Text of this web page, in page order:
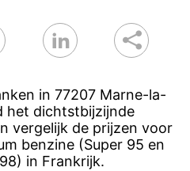
in 77207 Marne-la-
het dichtstbijzijnde
vergelijk de prijzen voor
benzine (Super 95 en
in Frankrijk.